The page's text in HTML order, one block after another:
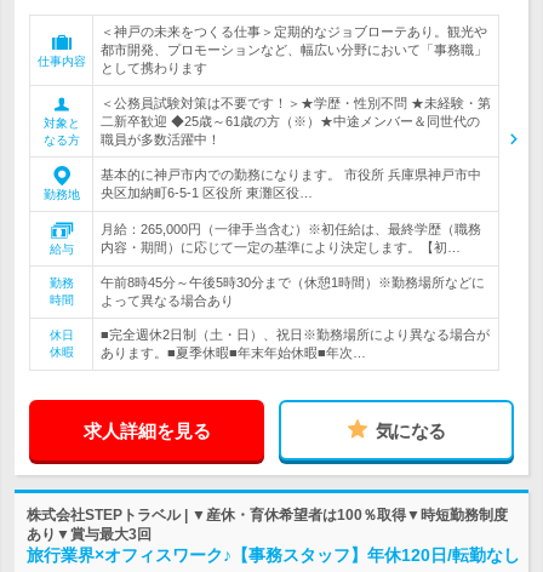
仕事内容
＜神戸の未来をつくる仕事＞定期的なジョブローテあり。観光や
都市開発、プロモーションなど、幅広い分野において「事務職」
として携わります
対象と
なる方
＜公務員試験対策は不要です！＞★学歴・性別不問 ★未経験・第
二新卒歓迎 ◆25歳～61歳の方（※）★中途メンバー＆同世代の
職員が多数活躍中！
勤務地
基本的に神戸市内での勤務になります。 市役所 兵庫県神戸市中
央区加納町6-5-1 区役所 東灘区役…
給与
月給：265,000円（一律手当含む）※初任給は、最終学歴（職務
内容・期間）に応じて一定の基準により決定します。【初…
勤務
時間
午前8時45分～午後5時30分まで（休憩1時間）※勤務場所などに
よって異なる場合あり
休日
休暇
■完全週休2日制（土・日）、祝日※勤務場所により異なる場合が
あります。■夏季休暇■年末年始休暇■年次…
求人詳細を見る 気になる
株式会社STEPトラベル | ▼産休・育休希望者は100％取得▼時短勤務制度
あり▼賞与最大3回
旅行業界×オフィスワーク♪【事務スタッフ】年休120日/転勤なし